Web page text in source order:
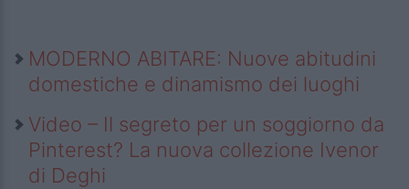
MODERNO ABITARE: Nuove abitudini
domestiche e dinamismo dei luoghi
Video – Il segreto per un soggiorno da
Pinterest? La nuova collezione Ivenor
di Deghi